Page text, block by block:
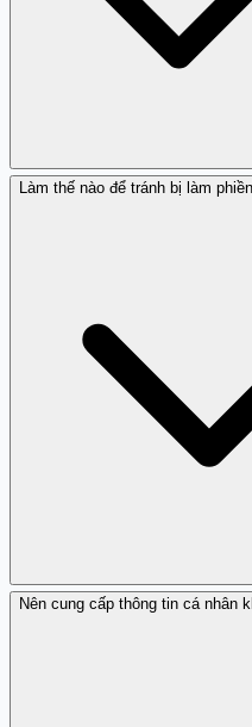
Không, hiện tại số điện
Làm thế nào để tránh bị làm
Bạn nên chặn số trên
Nên cung cấp thông tin cá nhân